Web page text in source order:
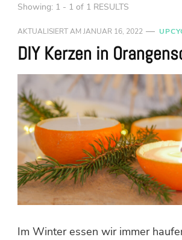
Showing: 1 - 1 of 1 RESULTS
AKTUALISIERT AM JANUAR 16, 2022
DIY Kerzen in
Im Winter essen wir immer